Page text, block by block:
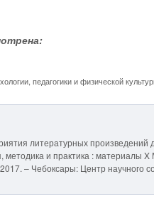
педагогики и физической
литературных произведений
методика и практика : материалы
– Чебоксары: Центр научного